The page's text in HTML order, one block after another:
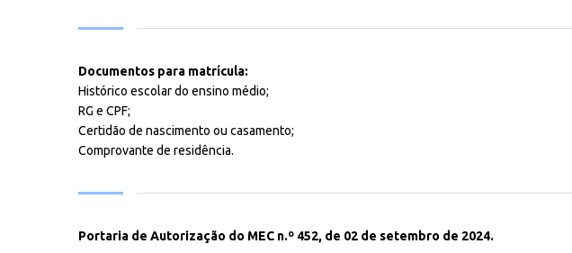
Documentos para matrícula:
Histórico escolar do ensino médio;
RG e CPF;
Certidão de nascimento ou casamento;
Comprovante de residência.
Portaria de Autorização do MEC n.º 452, de 02 de setembro de 2024.